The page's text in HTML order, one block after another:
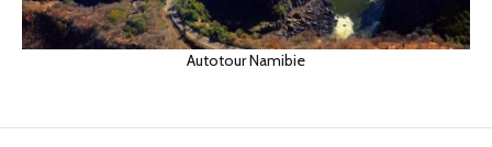
Autotour Namibie